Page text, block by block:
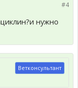
#4
нужно
Ветконсультант